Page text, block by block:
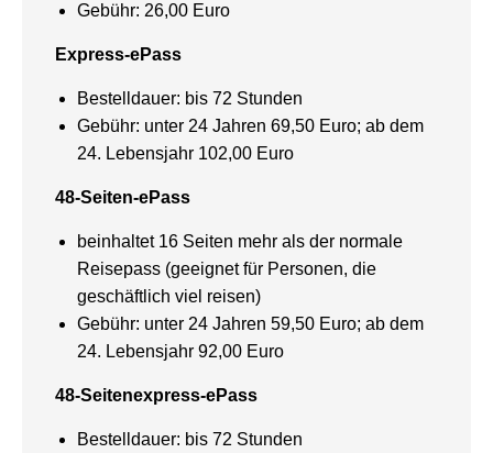
Gebühr: 26,00 Euro
Express-ePass
Bestelldauer: bis 72 Stunden
Gebühr: unter 24 Jahren 69,50 Euro; ab dem
24. Lebensjahr 102,00 Euro
48-Seiten-ePass
beinhaltet 16 Seiten mehr als der normale
Reisepass (geeignet für Personen, die
geschäftlich viel reisen)
Gebühr: unter 24 Jahren 59,50 Euro; ab dem
24. Lebensjahr 92,00 Euro
48-Seitenexpress-ePass
Bestelldauer: bis 72 Stunden